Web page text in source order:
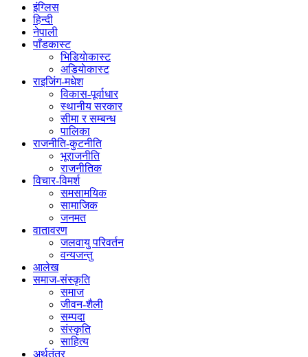
इंग्लिस
हिन्दी
नेपाली
पाँडकास्ट
भिडियाेकास्ट
अडियाेकास्ट
राइजिंग-मधेश
विकास-पूर्वाधार
स्थानीय सरकार
सीमा र सम्बन्ध
पालिका
राजनीति-कुटनीति
भूराजनीति
राजनीतिक
विचार-विमर्श
समसामयिक
सामाजिक
जनमत
वातावरण
जलवायु परिवर्तन
वन्यजन्तु
आलेख
समाज-संस्कृति
समाज
जीवन-शैली
सम्पदा
संस्कृति
साहित्य
अर्थतंत्र